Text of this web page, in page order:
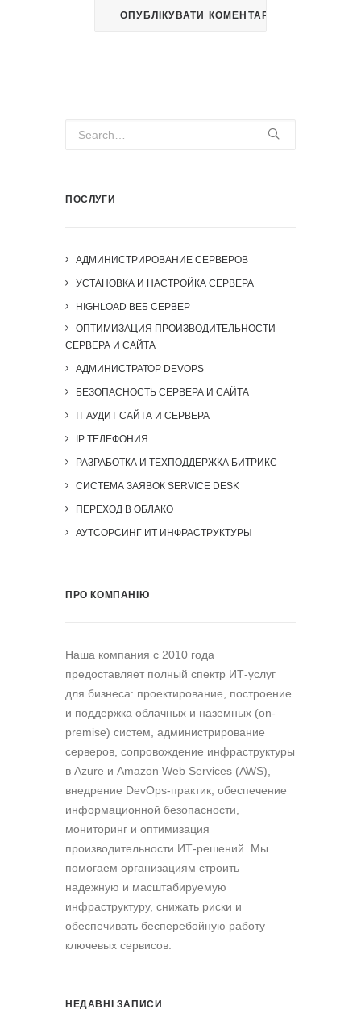
ПОСЛУГИ
АДМИНИСТРИРОВАНИЕ СЕРВЕРОВ
УСТАНОВКА И НАСТРОЙКА СЕРВЕРА
HIGHLOAD ВЕБ СЕРВЕР
ОПТИМИЗАЦИЯ ПРОИЗВОДИТЕЛЬНОСТИ
СЕРВЕРА И САЙТА
АДМИНИСТРАТОР DEVOPS
БЕЗОПАСНОСТЬ СЕРВЕРА И САЙТА
IT АУДИТ САЙТА И СЕРВЕРА
IP ТЕЛЕФОНИЯ
РАЗРАБОТКА И ТЕХПОДДЕРЖКА БИТРИКС
СИСТЕМА ЗАЯВОК SERVICE DESK
ПЕРЕХОД В ОБЛАКО
АУТСОРСИНГ ИТ ИНФРАСТРУКТУРЫ
ПРО КОМПАНІЮ
Наша компания c 2010 года
предоставляет полный спектр ИТ-услуг
для бизнеса: проектирование, построение
и поддержка облачных и наземных (on-
premise) систем, администрирование
серверов, сопровождение инфраструктуры
в Azure и Amazon Web Services (AWS),
внедрение DevOps-практик, обеспечение
информационной безопасности,
мониторинг и оптимизация
производительности ИТ-решений. Мы
помогаем организациям строить
надежную и масштабируемую
инфраструктуру, снижать риски и
обеспечивать бесперебойную работу
ключевых сервисов.
НЕДАВНІ ЗАПИСИ